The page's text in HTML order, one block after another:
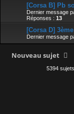
[Corsa B] Pb
Dernier message
Réponses : 13
[Corsa D]
Dernier message
Nouveau sujet
5394 sujets